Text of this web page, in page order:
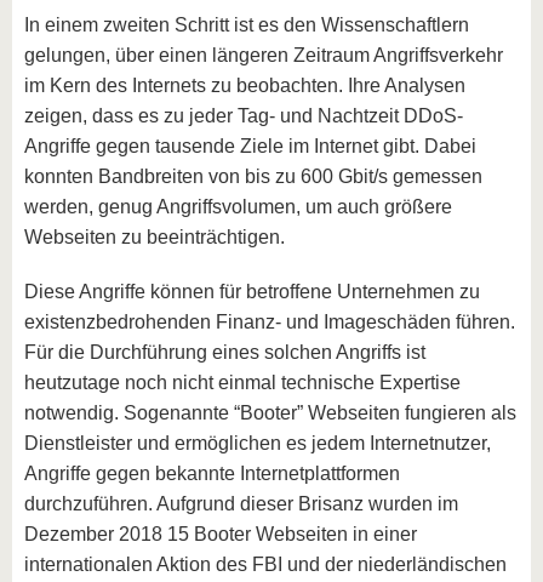
In einem zweiten Schritt ist es den Wissenschaftlern
gelungen, über einen längeren Zeitraum Angriffsverkehr
im Kern des Internets zu beobachten. Ihre Analysen
zeigen, dass es zu jeder Tag- und Nachtzeit DDoS-
Angriffe gegen tausende Ziele im Internet gibt. Dabei
konnten Bandbreiten von bis zu 600 Gbit/s gemessen
werden, genug Angriffsvolumen, um auch größere
Webseiten zu beeinträchtigen.
Diese Angriffe können für betroffene Unternehmen zu
existenzbedrohenden Finanz- und Imageschäden führen.
Für die Durchführung eines solchen Angriffs ist
heutzutage noch nicht einmal technische Expertise
notwendig. Sogenannte “Booter” Webseiten fungieren als
Dienstleister und ermöglichen es jedem Internetnutzer,
Angriffe gegen bekannte Internetplattformen
durchzuführen. Aufgrund dieser Brisanz wurden im
Dezember 2018 15 Booter Webseiten in einer
internationalen Aktion des FBI und der niederländischen